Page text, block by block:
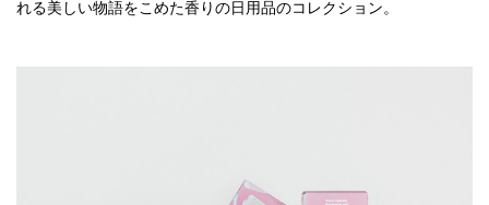
れる美しい物語をこめた香りの日用品のコレクション。